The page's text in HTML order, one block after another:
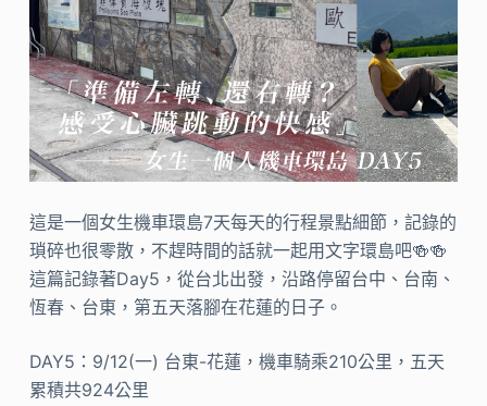
這是一個女生機車環島7天每天的行程景點細節，記錄的
瑣碎也很零散，不趕時間的話就一起用文字環島吧🍻🍻
這篇記錄著Day5，從台北出發，沿路停留台中、台南、
恆春、台東，第五天落腳在花蓮的日子。
DAY5：9/12(一) 台東-花蓮，機車騎乘210公里，五天
累積共924公里